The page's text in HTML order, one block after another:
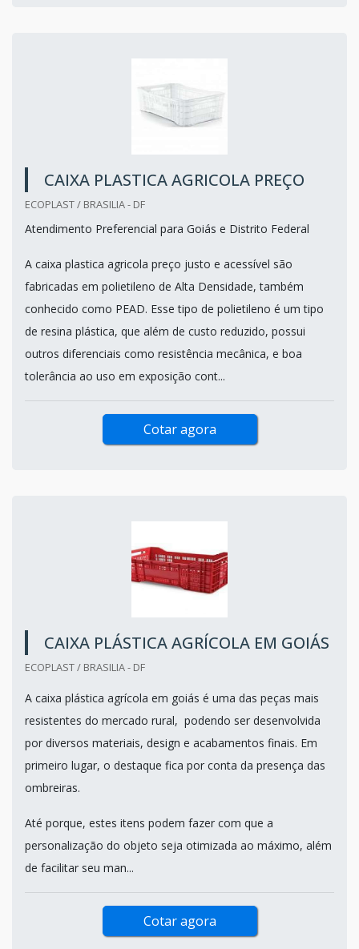
CAIXA PLASTICA AGRICOLA PREÇO
ECOPLAST / BRASILIA - DF
Atendimento Preferencial para Goiás e Distrito Federal
A caixa plastica agricola preço justo e acessível são
fabricadas em polietileno de Alta Densidade, também
conhecido como PEAD. Esse tipo de polietileno é um tipo
de resina plástica, que além de custo reduzido, possui
outros diferenciais como resistência mecânica, e boa
tolerância ao uso em exposição cont...
Cotar agora
CAIXA PLÁSTICA AGRÍCOLA EM GOIÁS
ECOPLAST / BRASILIA - DF
A caixa plástica agrícola em goiás é uma das peças mais
resistentes do mercado rural, podendo ser desenvolvida
por diversos materiais, design e acabamentos finais. Em
primeiro lugar, o destaque fica por conta da presença das
ombreiras.
Até porque, estes itens podem fazer com que a
personalização do objeto seja otimizada ao máximo, além
de facilitar seu man...
Cotar agora